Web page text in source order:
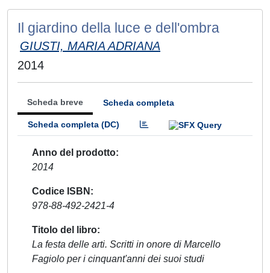
Il giardino della luce e dell'ombra
GIUSTI, MARIA ADRIANA
2014
Scheda breve Scheda completa
Scheda completa (DC)
Anno del prodotto
2014
Codice ISBN
978-88-492-2421-4
Titolo del libro
La festa delle arti. Scritti in onore di Marcello
Fagiolo per i cinquant'anni dei suoi studi